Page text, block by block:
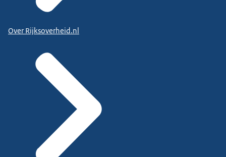
Over Rijksoverheid.nl